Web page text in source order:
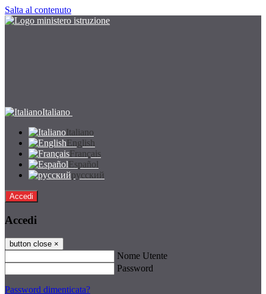
Salta al contenuto
Italiano
Italiano
English
Français
Español
русский
Accedi
Accedi
button close ×
Nome Utente
Password
Password dimenticata?